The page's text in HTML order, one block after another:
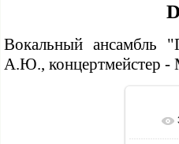
Вокальный ансамбль
А.Ю., концертмейстер -
В